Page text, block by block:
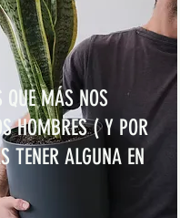
QUE MÁS NOS
HOMBRES ( Y POR
TENER ALGUNA EN